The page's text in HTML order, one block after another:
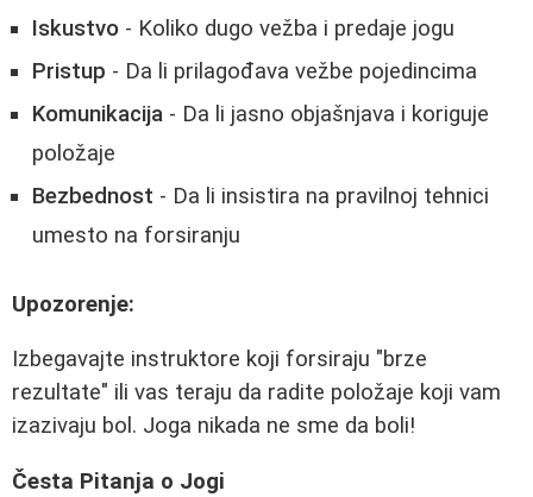
Iskustvo - Koliko dugo vežba i predaje jogu
Pristup - Da li prilagođava vežbe pojedincima
Komunikacija - Da li jasno objašnjava i koriguje
položaje
Bezbednost - Da li insistira na pravilnoj tehnici
umesto na forsiranju
Upozorenje:
Izbegavajte instruktore koji forsiraju "brze
rezultate" ili vas teraju da radite položaje koji vam
izazivaju bol. Joga nikada ne sme da boli!
Česta Pitanja o Jogi